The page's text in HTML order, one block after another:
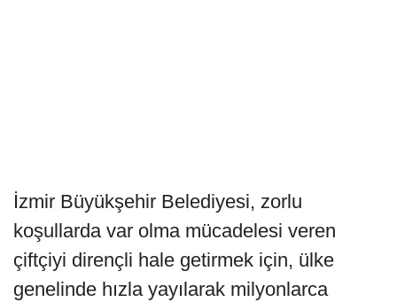
İzmir Büyükşehir Belediyesi, zorlu
koşullarda var olma mücadelesi veren
çiftçiyi dirençli hale getirmek için, ülke
genelinde hızla yayılarak milyonlarca